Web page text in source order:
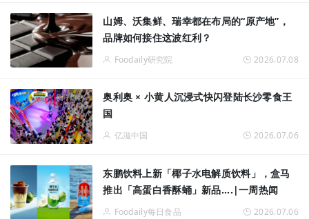
山姆、沃集鲜、瑞幸都在布局的“原产地”，
品牌如何接住这波红利？
Foodaily研究院 2026.07.08
奥利奥 × 小黄人沉浸式快闪登陆长沙零食王
国
亿滋中国 2026.07.06
东鹏饮料上新「椰子水电解质饮料」，盒马
推出「高蛋白香酥蛹」新品....|一周热闻
Foodaily每日食品 2026.07.06